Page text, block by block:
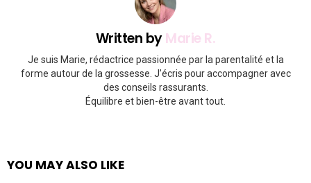
Written byMarie R.
Je suis Marie, rédactrice passionnée par la parentalité et la
forme autour de la grossesse. J’écris pour accompagner avec
des conseils rassurants.
Équilibre et bien-être avant tout.
YOU MAY ALSO LIKE